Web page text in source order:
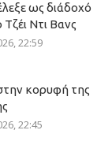
ως διάδοχό
Ντι Βανς
22:59
κορυφή της
22:45